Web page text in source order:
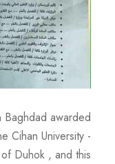
Baghdad awarded
Cihan University -
Duhok , and this